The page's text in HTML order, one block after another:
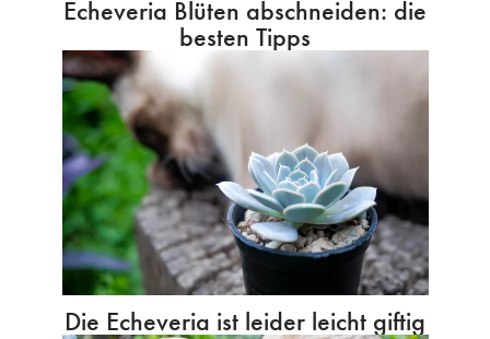
Echeveria Blüten abschneiden: die
besten Tipps
Die Echeveria ist leider leicht giftig